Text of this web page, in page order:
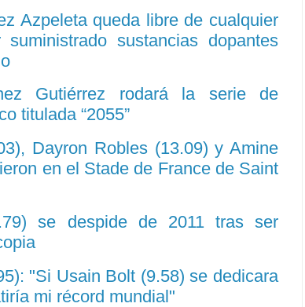
Azpeleta queda libre de cualquier
sustancias dopantes
Gutiérrez rodará la serie de
titulada “2055”
Dayron Robles (13.09) y Amine
en el Stade de France de Saint
se despide de 2011 tras ser
"Si Usain Bolt (9.58) se dedicara
mi récord mundial"